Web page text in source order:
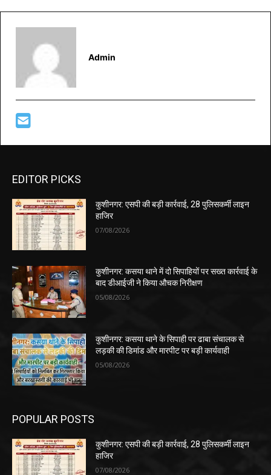
Admin
EDITOR PICKS
कुशीनगर: एसपी की बड़ी कार्रवाई, 28 पुलिसकर्मी लाइन
हाजिर
07/08/2026
कुशीनगर: कसया थाने में दो सिपाहियों पर सख्त कार्रवाई के
बाद डीआईजी ने किया औचक निरीक्षण
05/08/2026
कुशीनगर: कसया थाने के सिपाही पर ढाबा संचालक से
लड़की की डिमांड और मारपीट पर बड़ी कार्यवाही
05/08/2026
POPULAR POSTS
कुशीनगर: एसपी की बड़ी कार्रवाई, 28 पुलिसकर्मी लाइन
हाजिर
07/08/2026